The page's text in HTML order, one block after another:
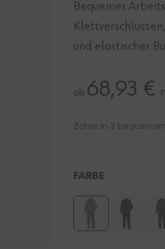
Bequemer
und elastischer
ab 68,93 €
FARBE